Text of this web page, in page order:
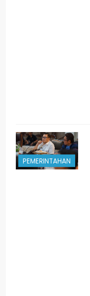
PEMERINTAHAN